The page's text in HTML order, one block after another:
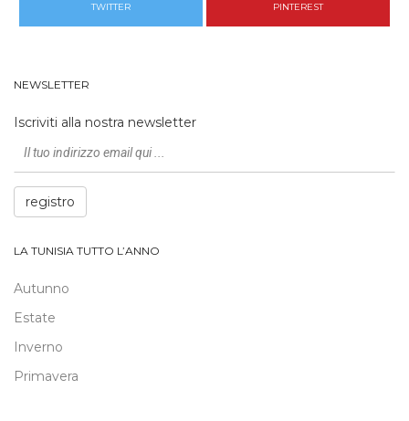
TWITTER PINTEREST
NEWSLETTER
Iscriviti alla nostra newsletter
registro
LA TUNISIA TUTTO L’ANNO
Autunno
Estate
Inverno
Primavera